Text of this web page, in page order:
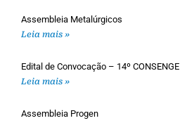
Assembleia Metalúrgicos
Leia mais »
Edital de Convocação – 14º CONSENGE
Leia mais »
Assembleia Progen